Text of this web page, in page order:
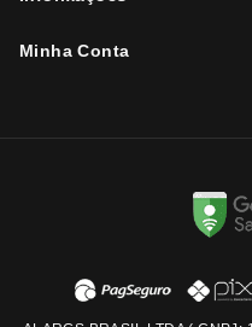
Minha Conta